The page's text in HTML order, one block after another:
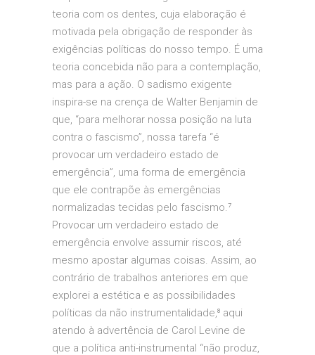
teoria com os dentes, cuja elaboração é
motivada pela obrigação de responder às
exigências políticas do nosso tempo. É uma
teoria concebida não para a contemplação,
mas para a ação. O sadismo exigente
inspira-se na crença de Walter Benjamin de
que, “para melhorar nossa posição na luta
contra o fascismo”, nossa tarefa “é
provocar um verdadeiro estado de
emergência”, uma forma de emergência
que ele contrapõe às emergências
normalizadas tecidas pelo fascismo.⁷
Provocar um verdadeiro estado de
emergência envolve assumir riscos, até
mesmo apostar algumas coisas. Assim, ao
contrário de trabalhos anteriores em que
explorei a estética e as possibilidades
políticas da não instrumentalidade,⁸ aqui
atendo à advertência de Carol Levine de
que a política anti-instrumental “não produz,